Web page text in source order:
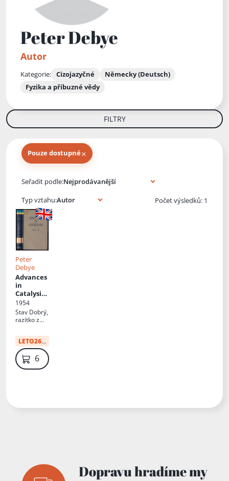
Peter Debye
Autor
Kategorie: Cizojazyčné
Německy (Deutsch)
Fyzika a příbuzné vědy
FILTRY
Pouze dostupné×
Seřadit podle:
Typ vztahu:
Počet výsledků: 1
Peter
Debye
Advances
in
Catalysis
and
Related
Subjects,
IV.
1954
Stav Dobrý,
razítko z
polepky
LETO26
:48 Kč
69 Kč
Dopravu hradíme my